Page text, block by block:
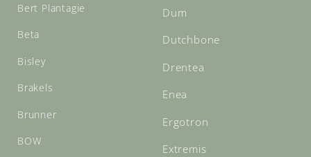
Bert Plantagie
Beta
Bisley
Brakels
Brunner
BOW
Dum
Dutchbone
Drentea
Enea
Ergotron
Extremis